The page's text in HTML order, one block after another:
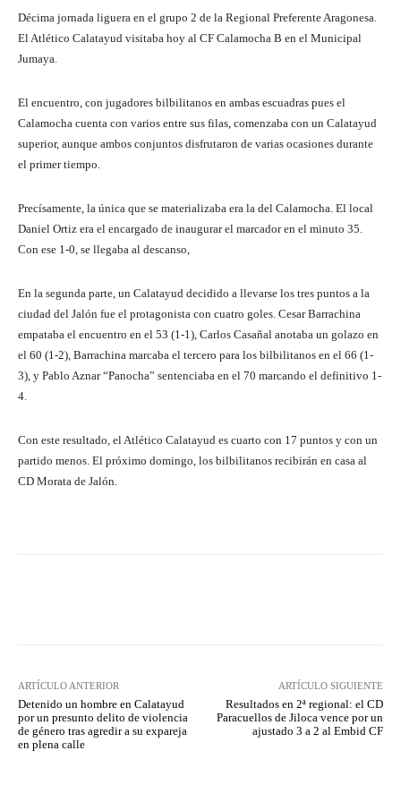
Décima jornada liguera en el grupo 2 de la Regional Preferente Aragonesa.
El Atlético Calatayud visitaba hoy al CF Calamocha B en el Municipal
Jumaya.
El encuentro, con jugadores bilbilitanos en ambas escuadras pues el
Calamocha cuenta con varios entre sus filas, comenzaba con un Calatayud
superior, aunque ambos conjuntos disfrutaron de varias ocasiones durante
el primer tiempo.
Precísamente, la única que se materializaba era la del Calamocha. El local
Daniel Ortiz era el encargado de inaugurar el marcador en el minuto 35.
Con ese 1-0, se llegaba al descanso,
En la segunda parte, un Calatayud decidido a llevarse los tres puntos a la
ciudad del Jalón fue el protagonista con cuatro goles. Cesar Barrachina
empataba el encuentro en el 53 (1-1), Carlos Casañal anotaba un golazo en
el 60 (1-2), Barrachina marcaba el tercero para los bilbilitanos en el 66 (1-
3), y Pablo Aznar “Panocha” sentenciaba en el 70 marcando el definitivo 1-
4.
Con este resultado, el Atlético Calatayud es cuarto con 17 puntos y con un
partido menos. El próximo domingo, los bilbilitanos recibirán en casa al
CD Morata de Jalón.
ARTÍCULO ANTERIOR
Detenido un hombre en Calatayud
por un presunto delito de violencia
de género tras agredir a su expareja
en plena calle
ARTÍCULO SIGUIENTE
Resultados en 2ª regional: el CD
Paracuellos de Jiloca vence por un
ajustado 3 a 2 al Embid CF